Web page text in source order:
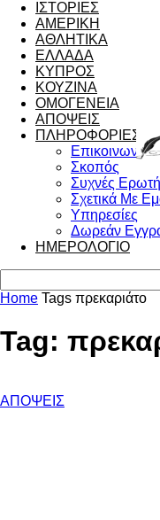
ΙΣΤΟΡΙΕΣ
ΑΜΕΡΙΚΗ
ΑΘΛΗΤΙΚΑ
ΕΛΛΑΔΑ
ΚΥΠΡΟΣ
ΚΟΥΖΙΝΑ
ΟΜΟΓΕΝΕΙΑ
ΑΠΟΨΕΙΣ
ΠΛΗΡΟΦΟΡΙΕΣ
Επικοινωνία
Σκοπός
Συχνές
Σχετικά Με
Υπηρεσίες
Δωρεάν
ΗΜΕΡΟΛΟΓΙΟ
Home Tags πρεκαριάτο
Tag:
ΑΠΟΨΕΙΣ